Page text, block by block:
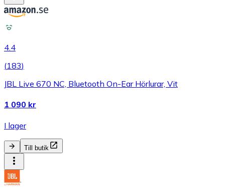
4.4
(183)
JBL Live 670 NC, Bluetooth On-Ear Hörlurar, Vit
1 090 kr
I lager
Till butik